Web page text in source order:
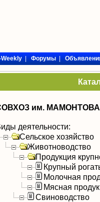
|Форумы|
им. МАМОНТОВА
деятельности:
Сельское хозяйство
Животноводство
Продукция
Крупный
Молочная
Мясная
Свиноводство